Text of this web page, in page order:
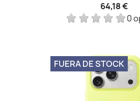
64,18 €
0
FUERA DE STOCK